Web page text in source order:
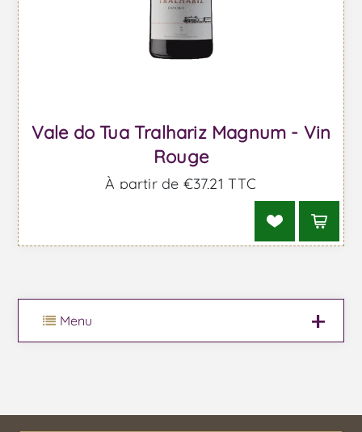
Vale do Tua Tralhariz Magnum - Vin
Rouge
À partir de €37,21 TTC
Menu